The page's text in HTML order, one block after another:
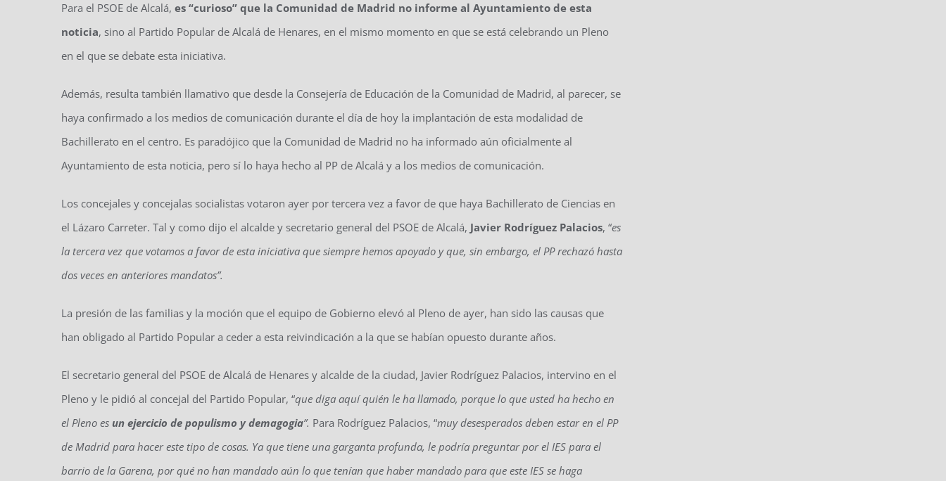
Para el PSOE de Alcalá, es “curioso” que la Comunidad de Madrid no informe al Ayuntamiento de esta
noticia, sino al Partido Popular de Alcalá de Henares, en el mismo momento en que se está celebrando un Pleno
en el que se debate esta iniciativa.
Además, resulta también llamativo que desde la Consejería de Educación de la Comunidad de Madrid, al parecer, se
haya confirmado a los medios de comunicación durante el día de hoy la implantación de esta modalidad de
Bachillerato en el centro. Es paradójico que la Comunidad de Madrid no ha informado aún oficialmente al
Ayuntamiento de esta noticia, pero sí lo haya hecho al PP de Alcalá y a los medios de comunicación.
Los concejales y concejalas socialistas votaron ayer por tercera vez a favor de que haya Bachillerato de Ciencias en
el Lázaro Carreter. Tal y como dijo el alcalde y secretario general del PSOE de Alcalá, Javier Rodríguez Palacios, “es
la tercera vez que votamos a favor de esta iniciativa que siempre hemos apoyado y que, sin embargo, el PP rechazó hasta
dos veces en anteriores mandatos”.
La presión de las familias y la moción que el equipo de Gobierno elevó al Pleno de ayer, han sido las causas que
han obligado al Partido Popular a ceder a esta reivindicación a la que se habían opuesto durante años.
El secretario general del PSOE de Alcalá de Henares y alcalde de la ciudad, Javier Rodríguez Palacios, intervino en el
Pleno y le pidió al concejal del Partido Popular, “que diga aquí quién le ha llamado, porque lo que usted ha hecho en
el Pleno es un ejercicio de populismo y demagogia”. Para Rodríguez Palacios, “muy desesperados deben estar en el PP
de Madrid para hacer este tipo de cosas. Ya que tiene una garganta profunda, le podría preguntar por el IES para el
barrio de la Garena, por qué no han mandado aún lo que tenían que haber mandado para que este IES se haga